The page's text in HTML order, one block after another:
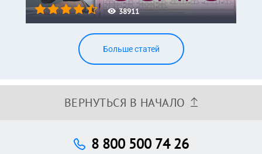
38911
Больше статей
ВЕРНУТЬСЯ В НАЧАЛО
8 800 500 74 26